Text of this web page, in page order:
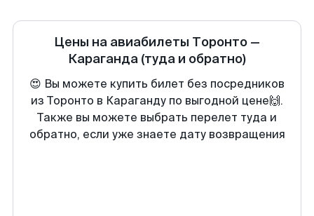
Цены на авиабилеты Торонто —
Караганда (туда и обратно)
😍 Вы можете купить билет без посредников
из Торонто в Караганду по выгодной цене🙌.
Также вы можете выбрать перелет туда и
обратно, если уже знаете дату возвращения